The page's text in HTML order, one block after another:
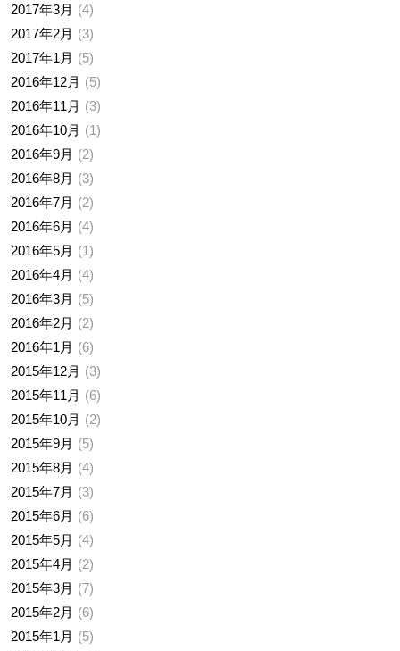
2017年3月
4
2017年2月
3
2017年1月
5
2016年12月
5
2016年11月
3
2016年10月
1
2016年9月
2
2016年8月
3
2016年7月
2
2016年6月
4
2016年5月
1
2016年4月
4
2016年3月
5
2016年2月
2
2016年1月
6
2015年12月
3
2015年11月
6
2015年10月
2
2015年9月
5
2015年8月
4
2015年7月
3
2015年6月
6
2015年5月
4
2015年4月
2
2015年3月
7
2015年2月
6
2015年1月
5